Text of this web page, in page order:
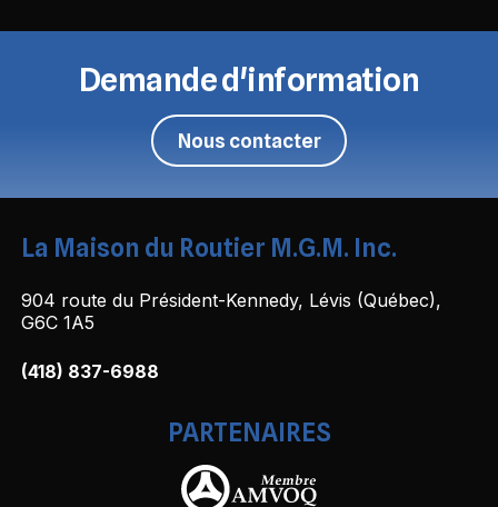
Demande d'information
Nous contacter
La Maison du Routier M.G.M. Inc.
904 route du Président-Kennedy, Lévis (Québec),
G6C 1A5
(418) 837-6988
PARTENAIRES